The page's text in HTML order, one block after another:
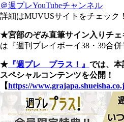
＠週プレYouTubeチャンネル
詳細はMUVUSサイトをチェック！
★宮部のぞみ直筆サイン入りチェ
は『週刊プレイボーイ38・39合
★ 『週プレ プラス！』 では、本
スペシャルコンテンツを公開！
【https://